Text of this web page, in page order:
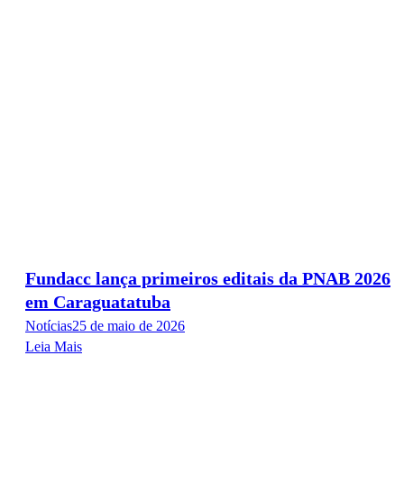
Fundacc lança primeiros editais da PNAB 2026
em Caraguatatuba
Notícias25 de maio de 2026
Leia Mais